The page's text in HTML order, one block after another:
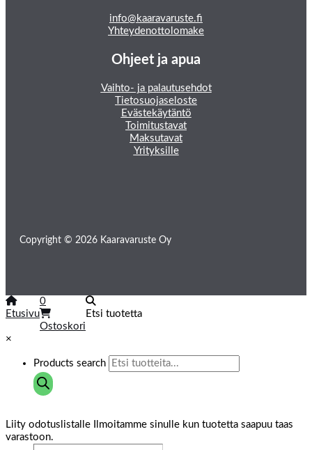
info@kaaravaruste.fi
Yhteydenottolomake
Ohjeet ja apua
Vaihto- ja palautusehdot
Tietosuojaseloste
Evästekäytäntö
Toimitustavat
Maksutavat
Yrityksille
Copyright © 2026 Kaaravaruste Oy
Etusivu
0
Ostoskori
Etsi tuotetta
×
Products search
Liity odotuslistalle
Ilmoitamme sinulle kun tuotetta saapuu taas
varastoon.